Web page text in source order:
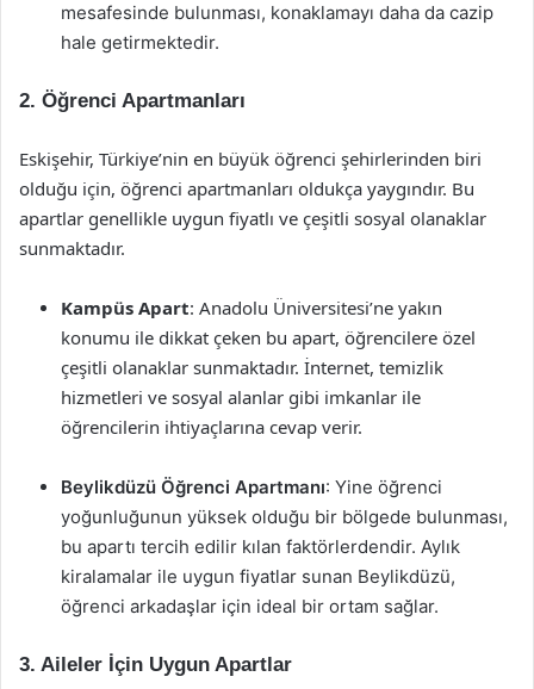
mesafesinde bulunması, konaklamayı daha da cazip
hale getirmektedir.
2. Öğrenci Apartmanları
Eskişehir, Türkiye’nin en büyük öğrenci şehirlerinden biri
olduğu için, öğrenci apartmanları oldukça yaygındır. Bu
apartlar genellikle uygun fiyatlı ve çeşitli sosyal olanaklar
sunmaktadır.
Kampüs Apart: Anadolu Üniversitesi’ne yakın
konumu ile dikkat çeken bu apart, öğrencilere özel
çeşitli olanaklar sunmaktadır. İnternet, temizlik
hizmetleri ve sosyal alanlar gibi imkanlar ile
öğrencilerin ihtiyaçlarına cevap verir.
Beylikdüzü Öğrenci Apartmanı: Yine öğrenci
yoğunluğunun yüksek olduğu bir bölgede bulunması,
bu apartı tercih edilir kılan faktörlerdendir. Aylık
kiralamalar ile uygun fiyatlar sunan Beylikdüzü,
öğrenci arkadaşlar için ideal bir ortam sağlar.
3. Aileler İçin Uygun Apartlar